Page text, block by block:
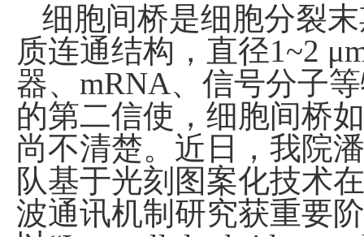
细胞间桥是细胞分裂
质连通结构，直径1~2
器、 mRNA、信号分子
的第二信使，细胞间桥
尚不清楚。近日，我院
队基于光刻图案化技术
波通讯机制研究获重要